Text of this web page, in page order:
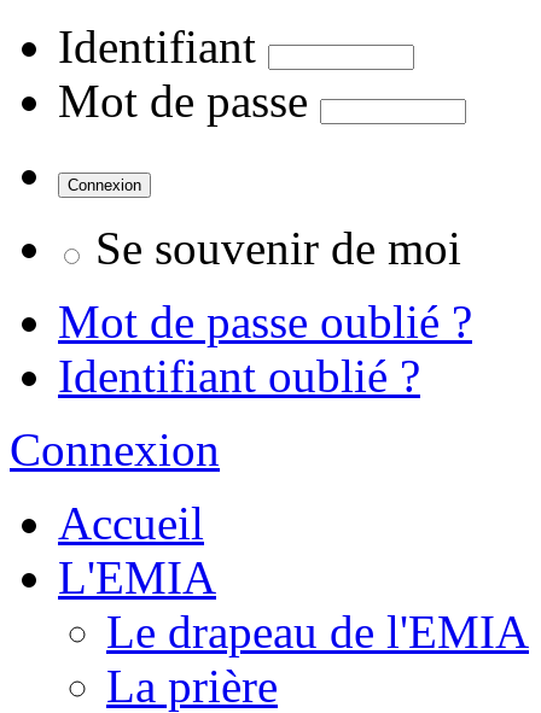
Identifiant
Mot de passe
Se souvenir de moi
Mot de passe oublié ?
Identifiant oublié ?
Connexion
Accueil
L'EMIA
Le drapeau de l'EMIA
La prière